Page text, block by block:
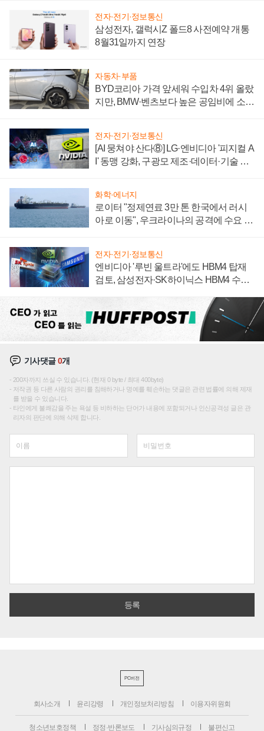
전자·전기·정보통신
삼성전자, 갤럭시Z 폴드8 사전예약 개통
8월31일까지 연장
자동차·부품
BYD코리아 가격 앞세워 수입차 4위 올랐
지만, BMW·벤츠보다 높은 공임비에 소비
전자·전기·정보통신
[AI 뭉쳐야 산다⑧] LG·엔비디아 '피지컬 A
I' 동맹 강화, 구광모 제조·데이터·기술 결
화학·에너지
로이터 "정제연료 3만 톤 한국에서 러시
아로 이동", 우크라이나의 공격에 수요 늘
전자·전기·정보통신
엔비디아 '루빈 울트라'에도 HBM4 탑재
검토, 삼성전자·SK하이닉스 HBM4 수율
기사댓글0개
200자까지 쓰실 수 있습니다. (현재 0 byte / 최대 400byte)
저작권 등 다른 사람의 권리를 침해하거나 명예를 훼손하는 댓글은 관련 법률에 의해 제재
를 받을 수 있습니다.
타인에게 불쾌감을 주는 욕설 등 비하하는 단어가 내용에 포함되거나 인신공격성 글은 관
리자의 판단에 의해 삭제 합니다.
PC버전
회사소개 윤리강령 개인정보처리방침 이용자위원회
청소년보호정책 정정·반론보도 기사심의규정 불편신고